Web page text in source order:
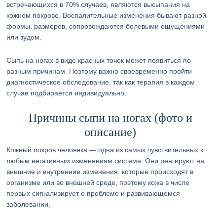
встречающихся в 70% случаев, являются высыпания на
кожном покрове. Воспалительные изменения бывают разной
формы, размеров, сопровождаются болевыми ощущениями
или зудом.
Сыпь на ногах в виде красных точек может появиться по
разным причинам. Поэтому важно своевременно пройти
диагностическое обследование, так как терапия в каждом
случае подбирается индивидуально.
Причины сыпи на ногах (фото и
описание)
Кожный покров человека — одна из самых чувствительных к
любым негативным изменениям система. Они реагируют на
внешние и внутренние изменения, которые происходят в
организме или во внешней среде, поэтому кожа в числе
первых сигнализирует о проблеме и развивающемся
заболевании.